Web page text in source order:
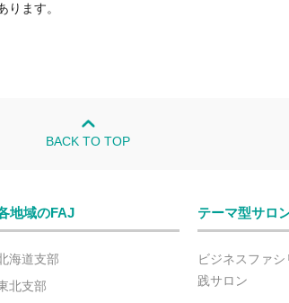
ます。
BACK TO TOP
地域のFAJ
海道支部
北支部
テーマ型サロ
ビジネスファ
践サロン